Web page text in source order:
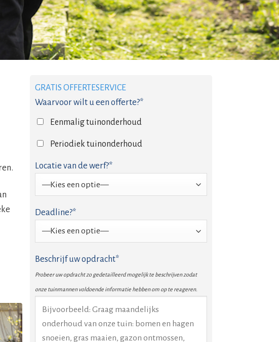
GRATIS OFFERTESERVICE
Waarvoor wilt u een offerte?*
Eenmalig tuinonderhoud
Periodiek tuinonderhoud
Locatie van de werf?*
Deadline?*
Beschrijf uw opdracht*
Probeer uw opdracht zo gedetailleerd mogelijk te beschrijven zodat
onze tuinmannen voldoende informatie hebben om op te reageren.